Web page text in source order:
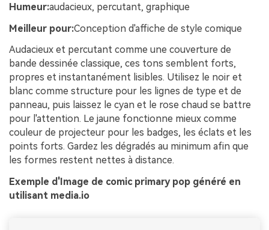
Humeur:audacieux, percutant, graphique
Meilleur pour:Conception d'affiche de style comique
Audacieux et percutant comme une couverture de
bande dessinée classique, ces tons semblent forts,
propres et instantanément lisibles. Utilisez le noir et
blanc comme structure pour les lignes de type et de
panneau, puis laissez le cyan et le rose chaud se battre
pour l'attention. Le jaune fonctionne mieux comme
couleur de projecteur pour les badges, les éclats et les
points forts. Gardez les dégradés au minimum afin que
les formes restent nettes à distance.
Exemple d'Image de comic primary pop généré en
utilisant media.io